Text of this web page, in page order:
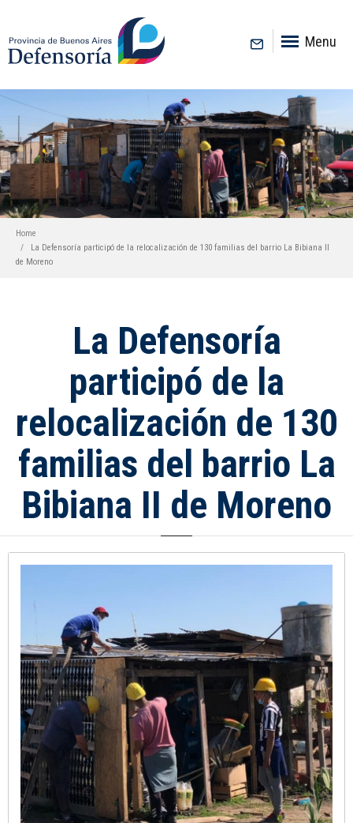
Menu
Home
La Defensoría participó de la relocalización de 130 familias del barrio La Bibiana II
de Moreno
La Defensoría
participó de la
relocalización de 130
familias del barrio La
Bibiana II de Moreno